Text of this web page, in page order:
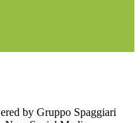
by Gruppo Spaggiari